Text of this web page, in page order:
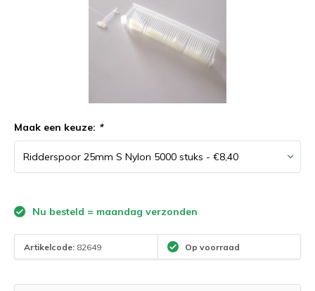
Maak een keuze: *
Nu besteld = maandag verzonden
Artikelcode: 82649 Op voorraad